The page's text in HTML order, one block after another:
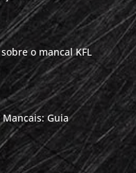
o mancal KFL
Guia